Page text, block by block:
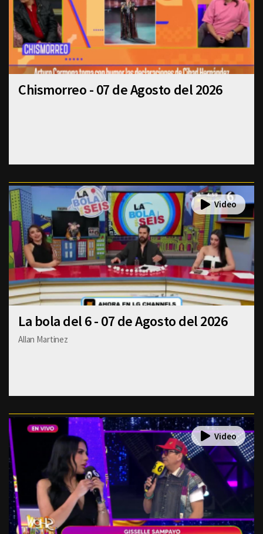
Chismorreo - 07 de Agosto del 2026
La bola del 6 - 07 de Agosto del 2026
Allan Martinez